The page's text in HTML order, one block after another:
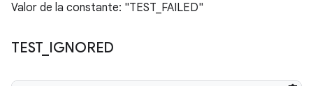
Valor de la constante: "TEST_FAILED"
TEST_ IGNORED